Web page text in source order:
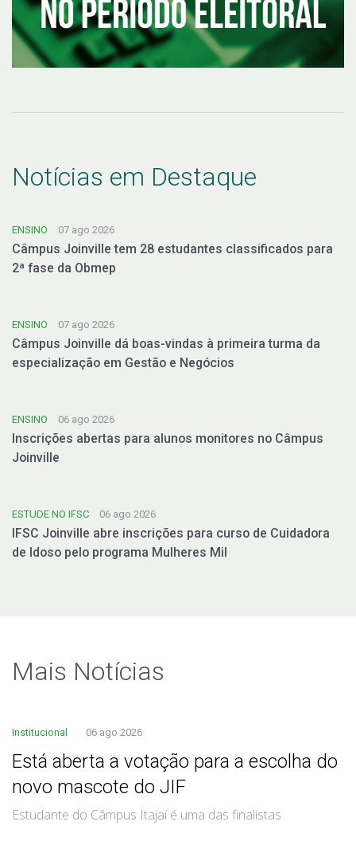
Notícias em Destaque
ENSINO 07 ago 2026
Câmpus Joinville tem 28 estudantes classificados para
2ª fase da Obmep
ENSINO 07 ago 2026
Câmpus Joinville dá boas-vindas à primeira turma da
especialização em Gestão e Negócios
ENSINO 06 ago 2026
Inscrições abertas para alunos monitores no Câmpus
Joinville
ESTUDE NO IFSC 06 ago 2026
IFSC Joinville abre inscrições para curso de Cuidadora
de Idoso pelo programa Mulheres Mil
Mais Notí­cias
Institucional 06 ago 2026
Está aberta a votação para a escolha do
novo mascote do JIF
Estudante do Câmpus Itajaí é uma das finalistas